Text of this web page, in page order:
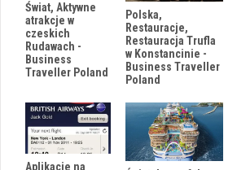
Świat, Aktywne
atrakcje w
czeskich
Rudawach -
Business
Traveller Poland
Polska,
Restauracje,
Restauracja Trufla
w Konstancinie -
Business Traveller
Poland
Aplikacje na